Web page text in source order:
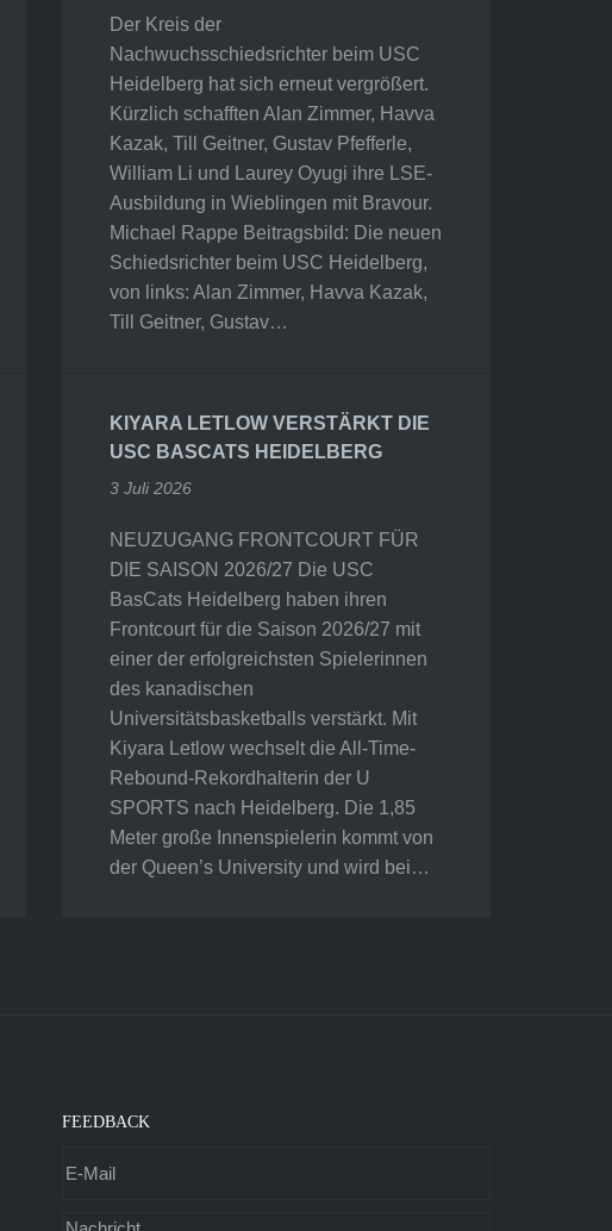
Der Kreis der
Nachwuchsschiedsrichter beim USC
Heidelberg hat sich erneut vergrößert.
Kürzlich schafften Alan Zimmer, Havva
Kazak, Till Geitner, Gustav Pfefferle,
William Li und Laurey Oyugi ihre LSE-
Ausbildung in Wieblingen mit Bravour.
Michael Rappe Beitragsbild: Die neuen
Schiedsrichter beim USC Heidelberg,
von links: Alan Zimmer, Havva Kazak,
Till Geitner, Gustav…
KIYARA LETLOW VERSTÄRKT DIE
USC BASCATS HEIDELBERG
3 Juli 2026
NEUZUGANG FRONTCOURT FÜR
DIE SAISON 2026/27 Die USC
BasCats Heidelberg haben ihren
Frontcourt für die Saison 2026/27 mit
einer der erfolgreichsten Spielerinnen
des kanadischen
Universitätsbasketballs verstärkt. Mit
Kiyara Letlow wechselt die All-Time-
Rebound-Rekordhalterin der U
SPORTS nach Heidelberg. Die 1,85
Meter große Innenspielerin kommt von
der Queen’s University und wird bei…
FEEDBACK